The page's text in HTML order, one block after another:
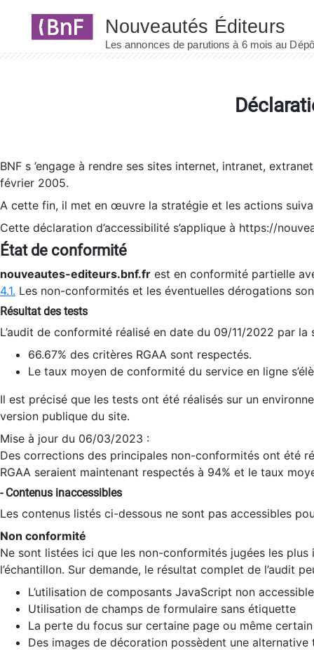
BNF s ’engage à rendre ses sites internet, intranet,
février 2005.
A cette fin, il met en œuvre la stratégie et les actions
Cette déclaration d’accessibilité s’applique à https://
État de conformité
nouveautes-editeurs.bnf.fr est en conformité partielle
4.1. Les non-conformités et les éventuelles dérogations
Résultat des tests
L’audit de conformité réalisé en date du 09/11/2022 par
66.67% des critères RGAA sont respectés.
Le taux moyen de conformité du service en ligne
Il est précisé que les tests ont été réalisés sur un
version publique du site.
Mise à jour du 06/03/2023 :
Des corrections des principales non-conformités ont été
RGAA seraient maintenant respectés à 94% et le taux
- Contenus inaccessibles
Les contenus listés ci-dessous ne sont pas accessibles
Non conformité
Ne sont listées ici que les non-conformités jugées les
l’échantillon. Sur demande, le résultat complet de l’audit
L’utilisation de composants JavaScript non
Utilisation de champs de formulaire sans étiquette
La perte du focus sur certaine page ou même
Des images de décoration possèdent une alternative